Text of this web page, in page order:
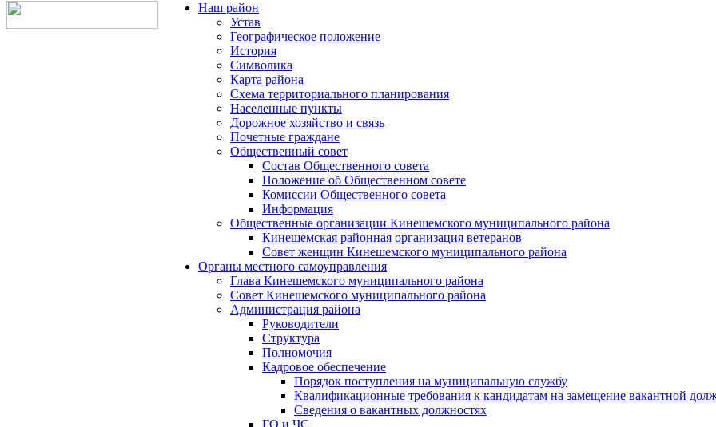
Наш район
Устав
Географическое положение
История
Символика
Карта района
Схема территориального планирования
Населенные пункты
Дорожное хозяйство и связь
Почетные граждане
Общественный совет
Состав Общественного совета
Положение об Общественном совете
Комиссии Общественного совета
Информация
Общественные организации Кинешемского муниципального района
Кинешемская районная организация ветеранов
Совет женщин Кинешемского муниципального района
Органы местного самоуправления
Глава Кинешемского муниципального района
Совет Кинешемского муниципального района
Администрация района
Руководители
Структура
Полномочия
Кадровое обеспечение
Порядок поступления на муниципальную службу
Квалификационные требования к кандидатам на замещение вакантной
Сведения о вакантных должностях
ГО и ЧС